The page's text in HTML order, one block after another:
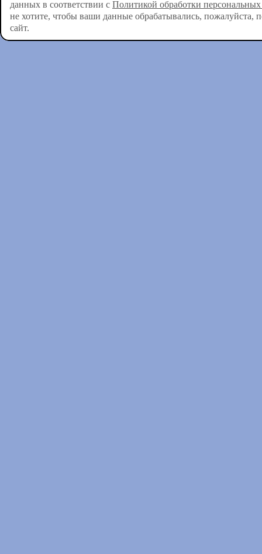
данных в соответствии с Политикой обработки
не хотите, чтобы ваши данные обрабатывались, пожалуйста,
сайт.